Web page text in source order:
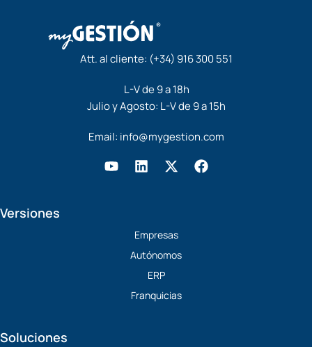
Att. al cliente: (+34) 916 300 551
L-V de 9 a 18h
Julio y Agosto: L-V de 9 a 15h
Email: info@mygestion.com
Y L
d
i
n
X
t
t
e
F
a
Versiones
Empresas
Autónomos
ERP
Franquicias
Soluciones